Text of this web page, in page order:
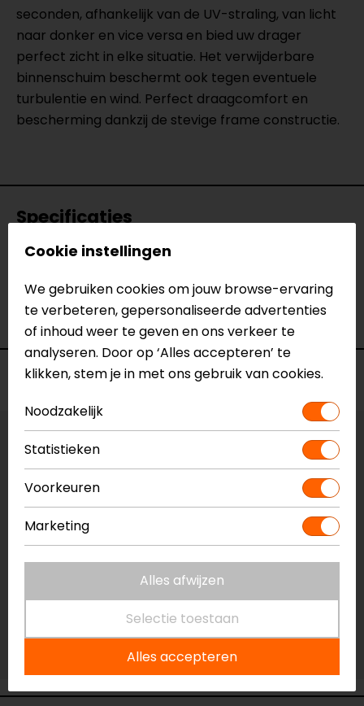
seconden, afhankelijk van de UV-straling, van licht
naar donker en vice versa en bied uw drager
perfect zicht in elke situatie. Het verwijderbare
binnenschuim beschermt ook tegen eventuele
turbulentie en wind. Perfect draagcomfort en
bescherming dankzij de stevige frame constructie.
Specificaties
Naam
Speedking Photochromatic zonnebril
Merk
John Doe
Kleur
Zwart
Voorraad
Vestiging Apeldoorn
Niet op voorraad
Vestiging Breda
Niet op voorraad
Vestiging Capelle a/d IJssel
Niet op voorraad
Vestiging Eindhoven
Vestiging Vianen
Cookie instellingen
We gebruiken cookies om jouw browse-ervaring
te verbeteren, gepersonaliseerde advertenties
of inhoud weer te geven en ons verkeer te
analyseren. Door op ‘Alles accepteren’ te
klikken, stem je in met ons gebruik van cookies.
Noodzakelijk
Statistieken
Voorkeuren
Marketing
Alles afwijzen
Selectie toestaan
Alles accepteren